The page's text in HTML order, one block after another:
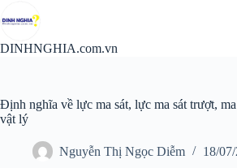
đến
nội
DINHNGHIA.com.vn
Định nghĩa về lực ma sát, lực ma sát trượt,
vật lý
Nguyễn Thị Ngọc Diễm 18/